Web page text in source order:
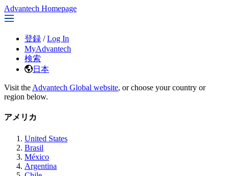
Advantech Homepage
登録 / Log In
MyAdvantech
検索
日本
Visit the Advantech Global website, or choose your country or
region below.
アメリカ
United States
Brasil
México
Argentina